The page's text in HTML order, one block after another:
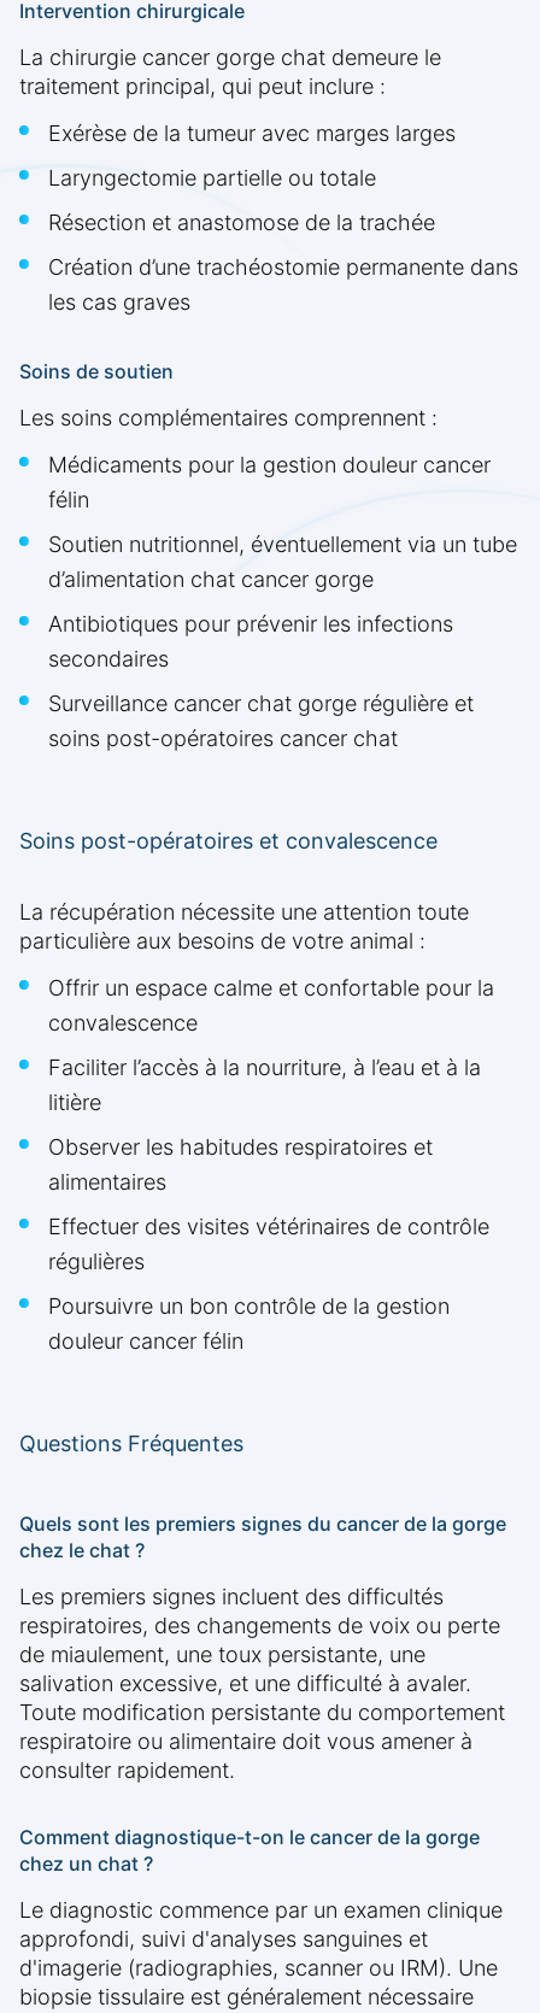
Intervention chirurgicale
La chirurgie cancer gorge chat demeure le
traitement principal, qui peut inclure :
Exérèse de la tumeur avec marges larges
Laryngectomie partielle ou totale
Résection et anastomose de la trachée
Création d’une trachéostomie permanente dans
les cas graves
Soins de soutien
Les soins complémentaires comprennent :
Médicaments pour la gestion douleur cancer
félin
Soutien nutritionnel, éventuellement via un tube
d’alimentation chat cancer gorge
Antibiotiques pour prévenir les infections
secondaires
Surveillance cancer chat gorge régulière et
soins post-opératoires cancer chat
Soins post-opératoires et convalescence
La récupération nécessite une attention toute
particulière aux besoins de votre animal :
Offrir un espace calme et confortable pour la
convalescence
Faciliter l’accès à la nourriture, à l’eau et à la
litière
Observer les habitudes respiratoires et
alimentaires
Effectuer des visites vétérinaires de contrôle
régulières
Poursuivre un bon contrôle de la gestion
douleur cancer félin
Questions Fréquentes
Quels sont les premiers signes du cancer de la gorge
chez le chat ?
Les premiers signes incluent des difficultés
respiratoires, des changements de voix ou perte
de miaulement, une toux persistante, une
salivation excessive, et une difficulté à avaler.
Toute modification persistante du comportement
respiratoire ou alimentaire doit vous amener à
consulter rapidement.
Comment diagnostique-t-on le cancer de la gorge
chez un chat ?
Le diagnostic commence par un examen clinique
approfondi, suivi d'analyses sanguines et
d'imagerie (radiographies, scanner ou IRM). Une
biopsie tissulaire est généralement nécessaire